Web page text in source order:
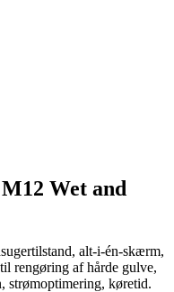
Wet and
alt-i-én-skærm,
rengøring af hårde gulve,
strømoptimering, køretid.